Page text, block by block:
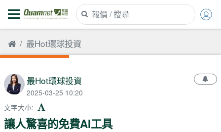
最Hot環球投資
最Hot環球投資
2025-03-25 10:20
文字大小:
讓人驚喜的免費AI工具